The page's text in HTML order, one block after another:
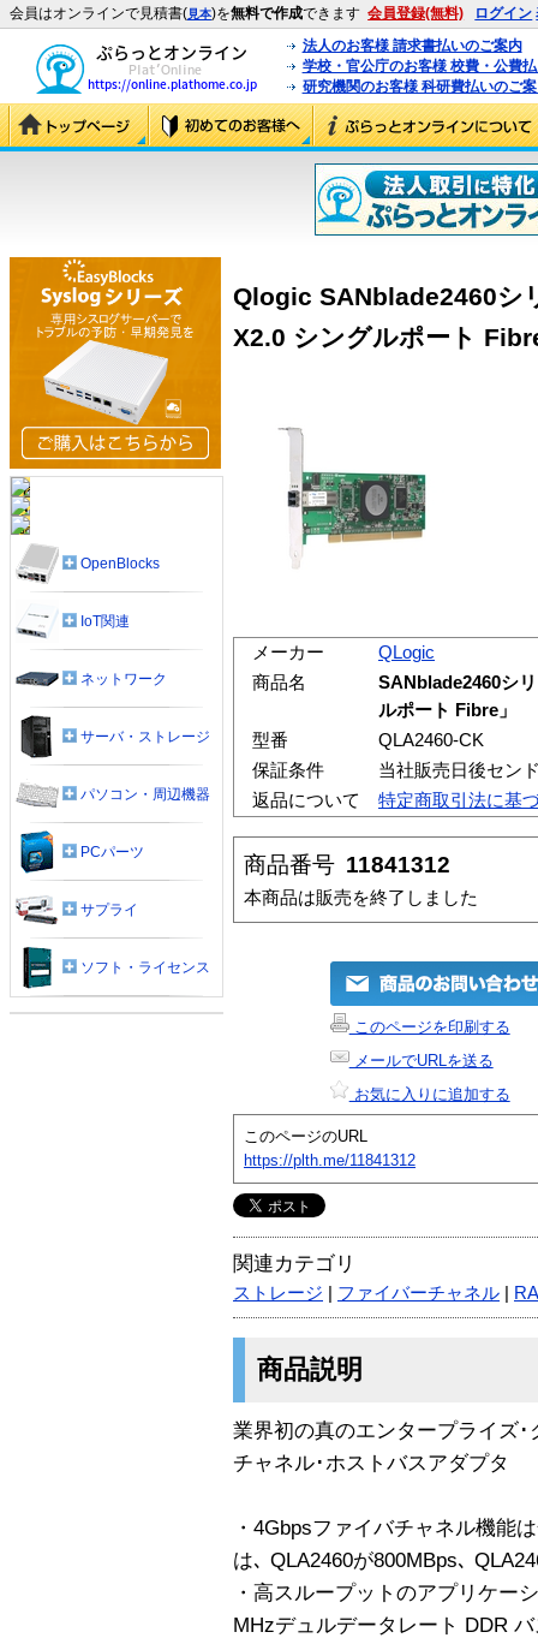
会員はオンラインで見積書(見本)を無料で作成できます 会員登録(無料) ログイン
法人のお客様 請求書払いのご案内
学校・官公庁のお客様 校費・公費
研究機関のお客様 科研費払いのご
Qlogic SANblade2460シ
X2.0 シングルポート
メーカー
QLogic
商品名
SANblade2460シ
ルポート Fibre」
型番
QLA2460-CK
保証条件
当社販売日後セン
返品について
特定商取引法に基
商品番号 11841312
本商品は販売を終了しました
このページを印刷する
メールでURLを送る
お気に入りに追加する
このページのURL
https://plth.me/11841312
関連カテゴリ
ストレージ ファイバーチャネル
商品説明
業界初の真のエンタープライズ
チャネル･ホストバスアダプタ
・4Gbpsファイバチャネル機能
は､ QLA2460が800MBps､
・高スループットのアプリケー
MHzデュルデータレート DDR
OpenBlocks
IoT関連
ネットワーク
サーバ・ストレージ
パソコン・周辺機器
PCパーツ
サプライ
ソフト・ライセンス